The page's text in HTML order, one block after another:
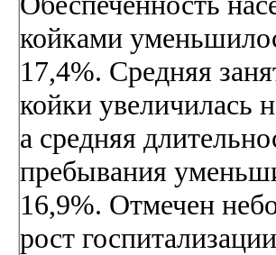
койками
17,4%. Средняя
койки увеличилась
а средняя
пребывания
16,9%. Отмечен
рост